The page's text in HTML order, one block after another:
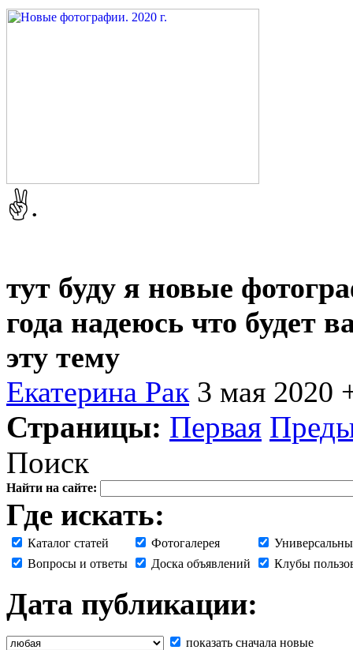
✌️.
тут буду я новые
года надеюсь что будет
эту тему
Екатерина Рак 3 мая 2020
Страницы: Первая
Поиск
Найти на сайте:
Где искать:
Каталог статей Фотогалерея
Вопросы и ответы
Доска объявлений Клубы
Дата публикации:
показать сначала новые